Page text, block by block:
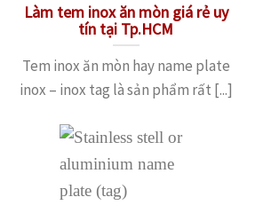
Làm tem inox ăn mòn giá rẻ uy
tín tại Tp.HCM
Tem inox ăn mòn hay name plate
inox – inox tag là sản phẩm rất [...]